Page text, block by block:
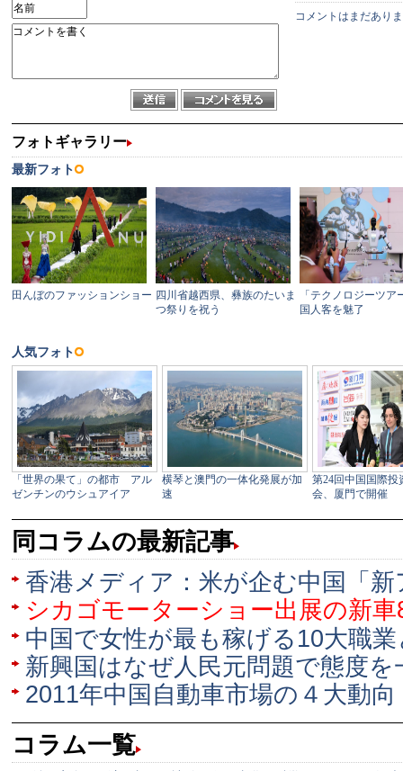
コメントはまだあり
同コラムの最新記事
香港メディア：米が企む中国「
シカゴモーターショー出展の新
中国で女性が最も稼げる10大職
新興国はなぜ人民元問題で態度
2011年中国自動車市場の４大動向
コラム一覧